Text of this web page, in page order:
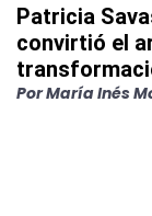
Patricia
convirtió el
PorMaría Inés